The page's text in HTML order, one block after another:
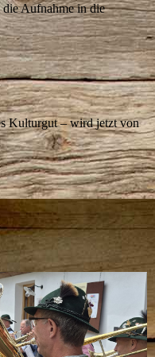
Aufnahme in die
Kulturgut – wird jetzt von